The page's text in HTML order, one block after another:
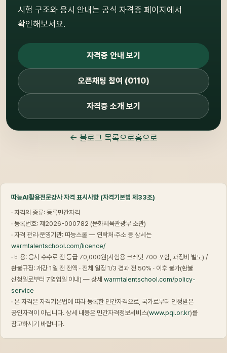
시험 구조와 응시 안내는 공식 자격증 페이지에서
확인해보셔요.
자격증 안내 보기
오픈채팅 참여 (0110)
자격증 소개 보기
← 블로그 목록으로홈으로
따능AI활용전문강사 자격 표시사항 (자격기본법 제33조)
· 자격의 종류: 등록민간자격
· 등록번호: 제2026-000782 (문화체육관광부 소관)
· 자격 관리·운영기관: 따능스쿨 — 연락처·주소 등 상세는
warmtalentschool.com/licence/
· 비용: 응시 수수료 전 등급 70,000원(시험용 크레딧 700 포함, 과정비 별도) /
환불규정: 개강 1일 전 전액 · 전체 일정 1/3 경과 전 50% · 이후 불가(환불
신청일로부터 7영업일 이내) — 상세 warmtalentschool.com/policy-
service
· 본 자격은 자격기본법에 따라 등록한 민간자격으로, 국가로부터 인정받은
공인자격이 아닙니다. 상세 내용은 민간자격정보서비스(www.pqi.or.kr)를
참고하시기 바랍니다.